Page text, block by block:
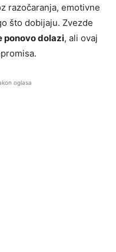
razočaranja, emotivne
što dobijaju. Zvezde
ponovo dolazi, ali ovaj
oglasa